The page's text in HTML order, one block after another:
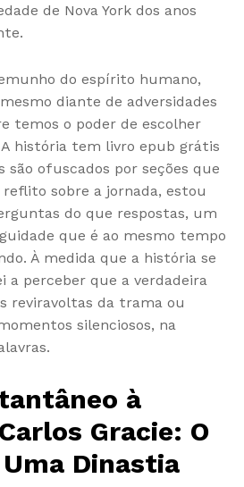
de Nova York dos anos
do espírito humano,
diante de adversidades
temos o poder de escolher
história tem livro epub grátis
ofuscados por seções que
sobre a jornada, estou
do que respostas, um
que é ao mesmo tempo
À medida que a história se
a perceber que a verdadeira
reviravoltas da trama ou
silenciosos, na
à
Gracie: O
Dinastia